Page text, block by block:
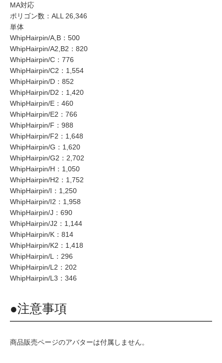
MA対応
ポリゴン数：ALL 26,346
単体
WhipHairpin/A,B：500
WhipHairpin/A2,B2：820
WhipHairpin/C：776
WhipHairpin/C2：1,554
WhipHairpin/D：852
WhipHairpin/D2：1,420
WhipHairpin/E：460
WhipHairpin/E2：766
WhipHairpin/F：988
WhipHairpin/F2：1,648
WhipHairpin/G：1,620
WhipHairpin/G2：2,702
WhipHairpin/H：1,050
WhipHairpin/H2：1,752
WhipHairpin/I：1,250
WhipHairpin/I2：1,958
WhipHairpin/J：690
WhipHairpin/J2：1,144
WhipHairpin/K：814
WhipHairpin/K2：1,418
WhipHairpin/L：296
WhipHairpin/L2：202
WhipHairpin/L3：346
●注意事項
商品販売ページのアバターは付属しません。